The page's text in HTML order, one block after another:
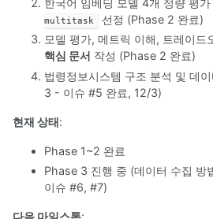
한국어 임베딩 모델 4개 정량 평가
multitask
선정 (Phase 2 완료)
모델 평가, 메트릭 이해, 트레이드
핵심 문서 작성 (Phase 2 완료)
법령정보시스템 구조 분석 및 데
3 - 이슈 #5 완료, 12/3)
현재 상태:
Phase 1~2 완료
Phase 3 진행 중 (데이터 수집 방
이슈 #6, #7)
다음 마일스톤: